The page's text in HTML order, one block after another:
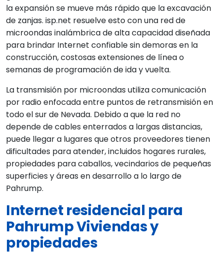
la expansión se mueve más rápido que la excavación
de zanjas. isp.net resuelve esto con una red de
microondas inalámbrica de alta capacidad diseñada
para brindar Internet confiable sin demoras en la
construcción, costosas extensiones de línea o
semanas de programación de ida y vuelta.
La transmisión por microondas utiliza comunicación
por radio enfocada entre puntos de retransmisión en
todo el sur de Nevada. Debido a que la red no
depende de cables enterrados a largas distancias,
puede llegar a lugares que otros proveedores tienen
dificultades para atender, incluidos hogares rurales,
propiedades para caballos, vecindarios de pequeñas
superficies y áreas en desarrollo a lo largo de
Pahrump.
Internet residencial para
Pahrump Viviendas y
propiedades